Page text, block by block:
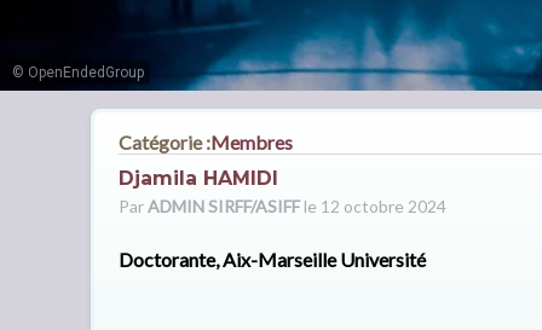
© OpenEndedGroup
Catégorie :Membres
Djamila HAMIDI
ParADMIN SIRFF/ASIFFle 12 octobre 2024
Doctorante, Aix-Marseille Université